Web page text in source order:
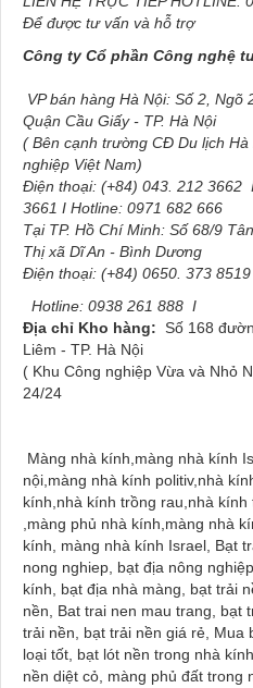
Để được tư vấn và hỗ trợ
Công ty Cổ phần Công nghệ
VP bán hàng Hà Nội: Số 2,
Quận Cầu Giấy - TP. Hà Nội
( Bên cạnh trường CĐ Du lịch
nghiệp Việt Nam)
Điện thoại: (+84) 043. 212 3662
3661 I Hotline: 0971 682 666
Tại TP. Hồ Chí Minh: Số 68/9
Thị xã Dĩ An - Bình Dương
Điện thoại: (+84) 0650. 373
Hotline: 0938 261 888 I
Địa chỉ Kho hàng: Số 168
Liêm - TP. Hà Nội
( Khu Công nghiệp Vừa và Nhỏ
24/24
Màng nhà kính,màng nhà kính
nội,màng nhà kính politiv,nhà
kính,nhà kính trồng rau,nhà
,màng phủ nhà kính,màng nhà
kính, màng nhà kính Israel, Bạt
nong nghiep, bạt địa nông
kính, bạt địa nhà màng, bạt trải
nền, Bat trai nen mau trang, bạt
trải nền, bạt trải nền giá rẻ, Mua
loại tốt, bạt lót nền trong nhà
nền diệt cỏ, màng phủ đất trong